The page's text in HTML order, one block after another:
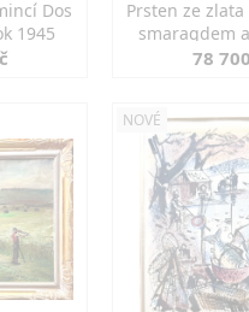
Dos
1945
Prsten ze
smaragdem
78
NOVÉ